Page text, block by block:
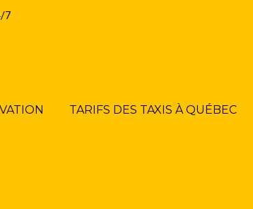
7
TARIFS DES TAXIS À QUÉBEC